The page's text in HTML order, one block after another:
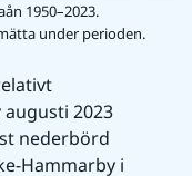
1950–2023.
under perioden.
2023
nederbörd
Hammarby i